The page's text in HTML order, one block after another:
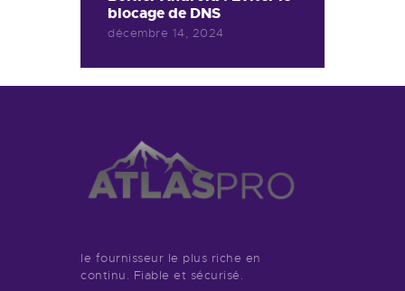
blocage de DNS
décembre 14, 2024
le fournisseur le plus riche en
continu. Fiable et sécurisé.